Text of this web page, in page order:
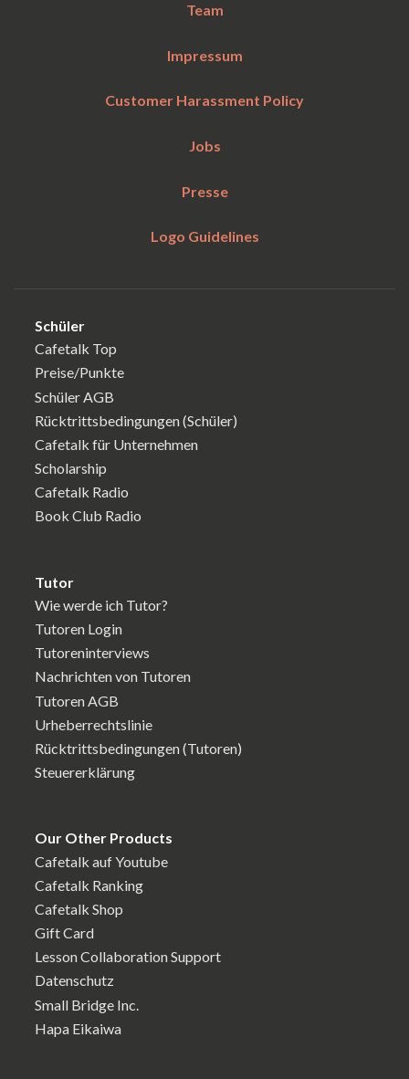
Team
Impressum
Customer Harassment Policy
Jobs
Presse
Logo Guidelines
Schüler
Cafetalk Top
Preise/Punkte
Schüler AGB
Rücktrittsbedingungen (Schüler)
Cafetalk für Unternehmen
Scholarship
Cafetalk Radio
Book Club Radio
Tutor
Wie werde ich Tutor?
Tutoren Login
Tutoreninterviews
Nachrichten von Tutoren
Tutoren AGB
Urheberrechtslinie
Rücktrittsbedingungen (Tutoren)
Steuererklärung
Our Other Products
Cafetalk auf Youtube
Cafetalk Ranking
Cafetalk Shop
Gift Card
Lesson Collaboration Support
Datenschutz
Small Bridge Inc.
Hapa Eikaiwa